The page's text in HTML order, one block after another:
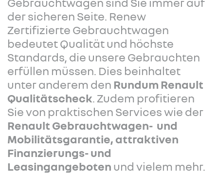
der sicheren Seite. Renew
Zertifizierte Gebrauchtwagen
bedeutet Qualität und höchste
Standards, die unsere Gebrauchten
erfüllen müssen. Dies beinhaltet
unter anderem den Rundum Renault
Qualitätscheck. Zudem profitieren
Sie von praktischen Services wie der
Renault Gebrauchtwagen- und
Mobilitätsgarantie, attraktiven
Finanzierungs- und
Leasingangeboten und vielem mehr.